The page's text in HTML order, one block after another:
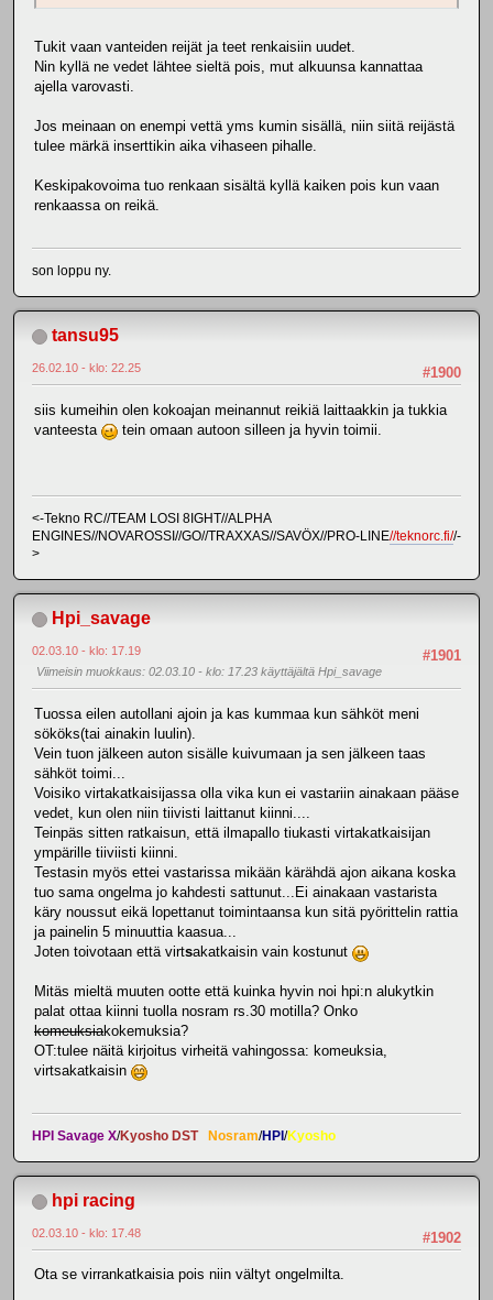
Tukit vaan vanteiden reijät ja teet renkaisiin uudet.
Nin kyllä ne vedet lähtee sieltä pois, mut alkuunsa kannattaa
ajella varovasti.
Jos meinaan on enempi vettä yms kumin sisällä, niin siitä reijästä
tulee märkä inserttikin aika vihaseen pihalle.
Keskipakovoima tuo renkaan sisältä kyllä kaiken pois kun vaan
renkaassa on reikä.
son loppu ny.
tansu95
#1900
26.02.10 - klo: 22.25
siis kumeihin olen kokoajan meinannut reikiä laittaakkin ja tukkia
vanteesta
tein omaan autoon silleen ja hyvin toimii.
<-Tekno RC//TEAM LOSI 8IGHT//ALPHA
ENGINES//NOVAROSSI//GO//TRAXXAS//SAVÖX//PRO-LINE//teknorc.fi//-
>
Hpi_savage
#1901
02.03.10 - klo: 17.19
Viimeisin muokkaus: 02.03.10 - klo: 17.23 käyttäjältä Hpi_savage
Tuossa eilen autollani ajoin ja kas kummaa kun sähköt meni
sököks(tai ainakin luulin).
Vein tuon jälkeen auton sisälle kuivumaan ja sen jälkeen taas
sähköt toimi...
Voisiko virtakatkaisijassa olla vika kun ei vastariin ainakaan pääse
vedet, kun olen niin tiivisti laittanut kiinni....
Teinpäs sitten ratkaisun, että ilmapallo tiukasti virtakatkaisijan
ympärille tiiviisti kiinni.
Testasin myös ettei vastarissa mikään kärähdä ajon aikana koska
tuo sama ongelma jo kahdesti sattunut...Ei ainakaan vastarista
käry noussut eikä lopettanut toimintaansa kun sitä pyörittelin rattia
ja painelin 5 minuuttia kaasua...
Joten toivotaan että virtsakatkaisin vain kostunut
Mitäs mieltä muuten ootte että kuinka hyvin noi hpi:n alukytkin
palat ottaa kiinni tuolla nosram rs.30 motilla? Onko
komeuksiakokemuksia?
OT:tulee näitä kirjoitus virheitä vahingossa: komeuksia,
virtsakatkaisin
HPI Savage X/Kyosho DST Nosram/HPI/Kyosho
hpi racing
#1902
02.03.10 - klo: 17.48
Ota se virrankatkaisia pois niin vältyt ongelmilta.